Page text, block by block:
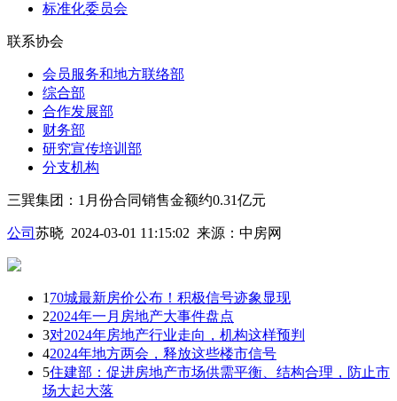
标准化委员会
联系协会
会员服务和地方联络部
综合部
合作发展部
财务部
研究宣传培训部
分支机构
三巽集团：1月份合同销售金额约0.31亿元
公司 苏晓 2024-03-01 11:15:02 来源： 中房网
1 70城最新房价公布！积极信号迹象显现
22024年一月房地产大事件盘点
3对2024年房地产行业走向，机构这样预判
42024年地方两会，释放这些楼市信号
5住建部：促进房地产市场供需平衡、结构合理，防止市
场大起大落